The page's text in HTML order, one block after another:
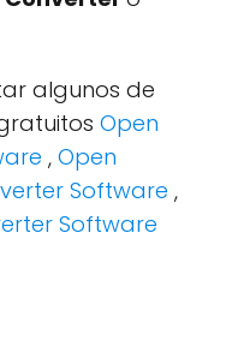
algunos de
Open
, Open
Software ,
Software